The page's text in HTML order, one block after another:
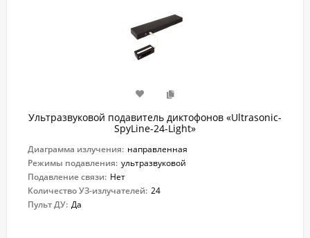
Ультразвуковой подавитель диктофонов «Ultrasonic-
SpyLine-24-Light»
Диаграмма излучения: направленная
Режимы подавления: ультразвуковой
Подавление связи: Нет
Количество УЗ-излучателей: 24
Пульт ДУ: Да